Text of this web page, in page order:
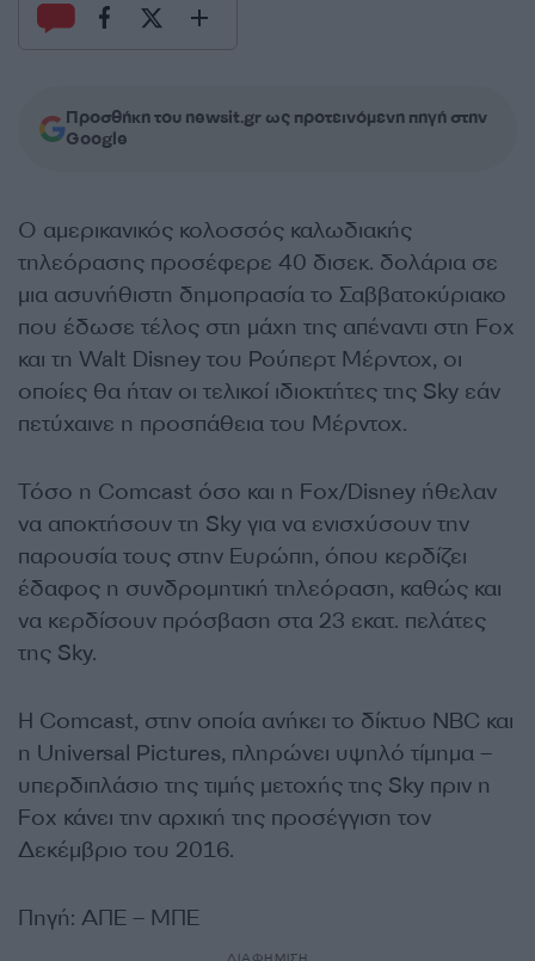
Προσθήκη του newsit.gr ως προτεινόμενη πηγή στην
Google
Ο αμερικανικός κολοσσός καλωδιακής
τηλεόρασης προσέφερε 40 δισεκ. δολάρια σε
μια ασυνήθιστη δημοπρασία το Σαββατοκύριακο
που έδωσε τέλος στη μάχη της απέναντι στη Fox
και τη Walt Disney του Ρούπερτ Μέρντοχ, οι
οποίες θα ήταν οι τελικοί ιδιοκτήτες της Sky εάν
πετύχαινε η προσπάθεια του Μέρντοχ.
Τόσο η Comcast όσο και η Fox/Disney ήθελαν
να αποκτήσουν τη Sky για να ενισχύσουν την
παρουσία τους στην Ευρώπη, όπου κερδίζει
έδαφος η συνδρομητική τηλεόραση, καθώς και
να κερδίσουν πρόσβαση στα 23 εκατ. πελάτες
της Sky.
Η Comcast, στην οποία ανήκει το δίκτυο NBC και
η Universal Pictures, πληρώνει υψηλό τίμημα –
υπερδιπλάσιο της τιμής μετοχής της Sky πριν η
Fox κάνει την αρχική της προσέγγιση τον
Δεκέμβριο του 2016.
Πηγή: ΑΠΕ – ΜΠΕ